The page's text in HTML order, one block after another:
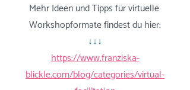
Mehr Ideen und Tipps für virtuelle
Workshopformate findest du hier:
↓↓↓
https://www.franziska-
blickle.com/blog/categories/virtual-